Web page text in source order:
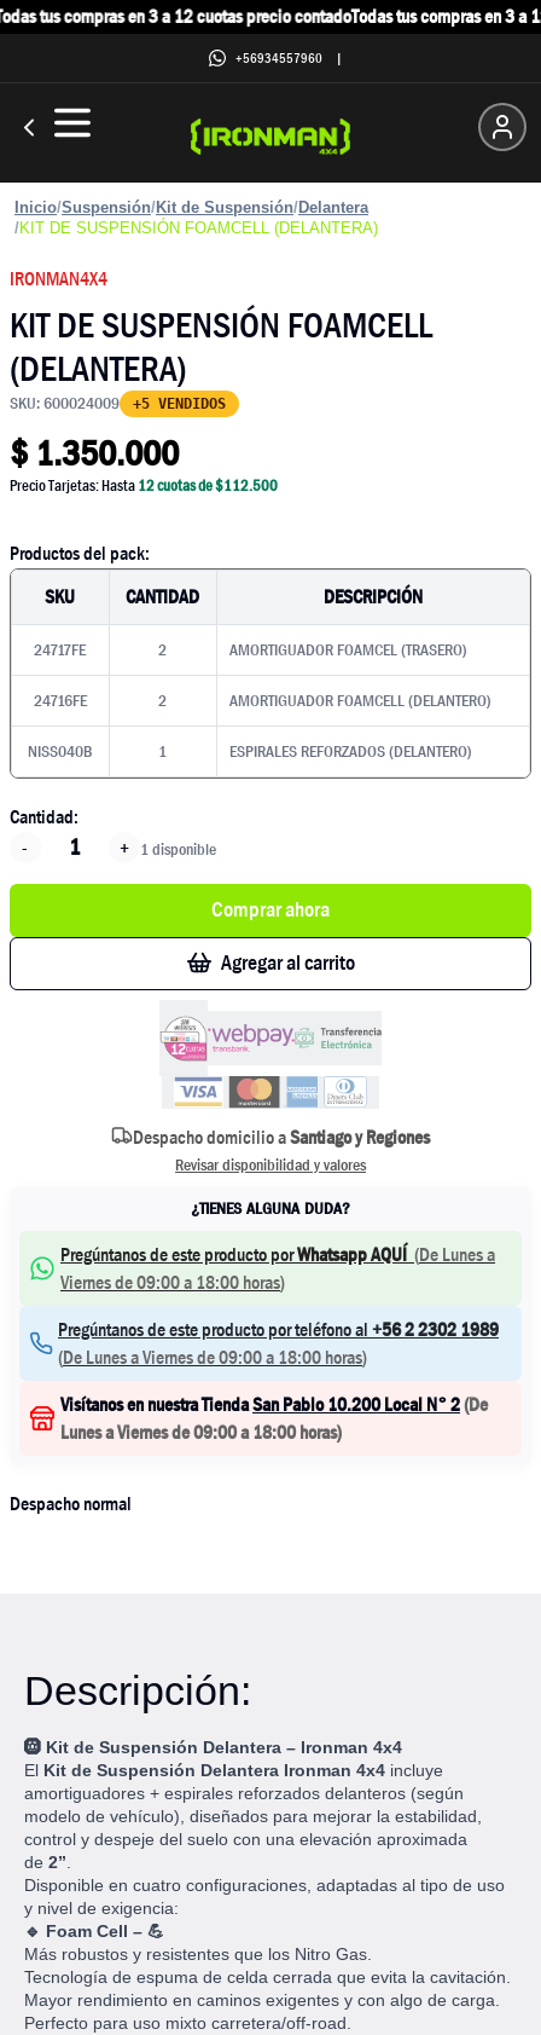
tus compras en 3 a 12 cuotas precio contadoTodas tus compras en 3 a
+56934557960 |
Inicio/Suspensión/Kit de Suspensión/Delantera
/KIT DE SUSPENSIÓN FOAMCELL (DELANTERA)
IRONMAN4X4
KIT DE SUSPENSIÓN FOAMCELL
(DELANTERA)
SKU:600024009 +5 VENDIDOS
$ 1.350.000
Precio Tarjetas: Hasta12cuotas de $112.500
Productos del pack:
SKU
CANTIDAD DESCRIPCIÓN
24717FE 2 AMORTIGUADOR FOAMCEL (TRASERO)
24716FE 2 AMORTIGUADOR FOAMCELL (DELANTERO)
NISS040B 1 ESPIRALES REFORZADOS (DELANTERO)
Cantidad:
-
+ 1 disponible
Comprar ahora
Agregar al carrito
Despacho domicilio aSantiago y Regiones
Revisar disponibilidad y valores
¿TIENES ALGUNA DUDA?
Pregúntanos de este producto porWhatsapp AQUÍ (De Lunes a
Viernes de 09:00 a 18:00 horas)
Pregúntanos de este producto por teléfono al+56 2 2302 1989
(De Lunes a Viernes de 09:00 a 18:00 horas)
Visítanos en nuestra TiendaSan Pablo 10.200 Local N° 2(De
Lunes a Viernes de 09:00 a 18:00 horas)
Despacho normal
Descripción:
🛞 Kit de Suspensión Delantera – Ironman 4x4
El Kit de Suspensión Delantera Ironman 4x4 incluye
amortiguadores + espirales reforzados delanteros (según
modelo de vehículo), diseñados para mejorar la estabilidad,
control y despeje del suelo con una elevación aproximada
de 2”
Disponible en cuatro configuraciones, adaptadas al tipo de uso
y nivel de exigencia:
🔹 Foam Cell – 💪
Más robustos y resistentes que los Nitro Gas.
Tecnología de espuma de celda cerrada que evita la cavitación.
Mayor rendimiento en caminos exigentes y con algo de carga.
Perfecto para uso mixto carretera/off-road.